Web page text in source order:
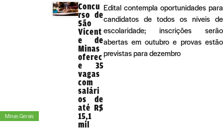
Minas Gerais
Concu
rso de
São
Vicent
e de
Minas
oferec
e 35
vagas
com
salári
os de
até R$
15,1
mil
Edital contempla oportunidades para
candidatos de todos os níveis de
escolaridade; inscrições serão
abertas em outubro e provas estão
previstas para dezembro